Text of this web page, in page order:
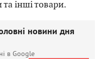
інші товари.
новини дня
в Google